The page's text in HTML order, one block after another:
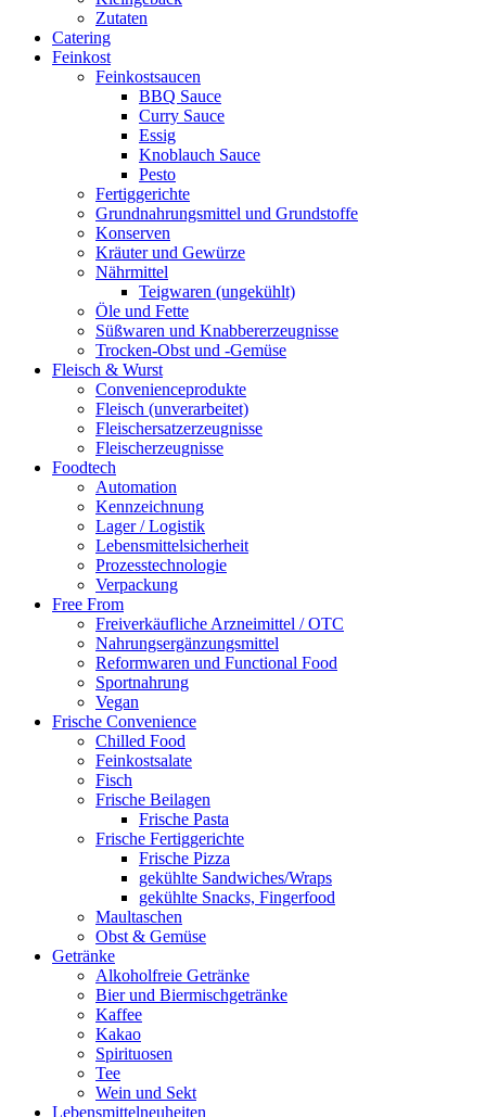
Zutaten
Catering
Feinkost
Feinkostsaucen
BBQ Sauce
Curry Sauce
Essig
Knoblauch Sauce
Pesto
Fertiggerichte
Grundnahrungsmittel und Grundstoffe
Konserven
Kräuter und Gewürze
Nährmittel
Teigwaren (ungekühlt)
Öle und Fette
Süßwaren und Knabbererzeugnisse
Trocken-Obst und -Gemüse
Fleisch & Wurst
Convenienceprodukte
Fleisch (unverarbeitet)
Fleischersatzerzeugnisse
Fleischerzeugnisse
Foodtech
Automation
Kennzeichnung
Lager / Logistik
Lebensmittelsicherheit
Prozesstechnologie
Verpackung
Free From
Freiverkäufliche Arzneimittel / OTC
Nahrungsergänzungsmittel
Reformwaren und Functional Food
Sportnahrung
Vegan
Frische Convenience
Chilled Food
Feinkostsalate
Fisch
Frische Beilagen
Frische Pasta
Frische Fertiggerichte
Frische Pizza
gekühlte Sandwiches/Wraps
gekühlte Snacks, Fingerfood
Maultaschen
Obst & Gemüse
Getränke
Alkoholfreie Getränke
Bier und Biermischgetränke
Kaffee
Kakao
Spirituosen
Tee
Wein und Sekt
Lebensmittelneuheiten